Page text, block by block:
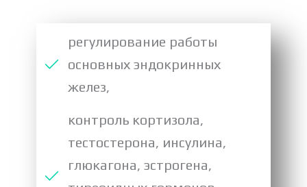
регулирование работы
основных эндокринных
желез,
контроль кортизола,
тестостерона, инсулина,
глюкагона, эстрогена,